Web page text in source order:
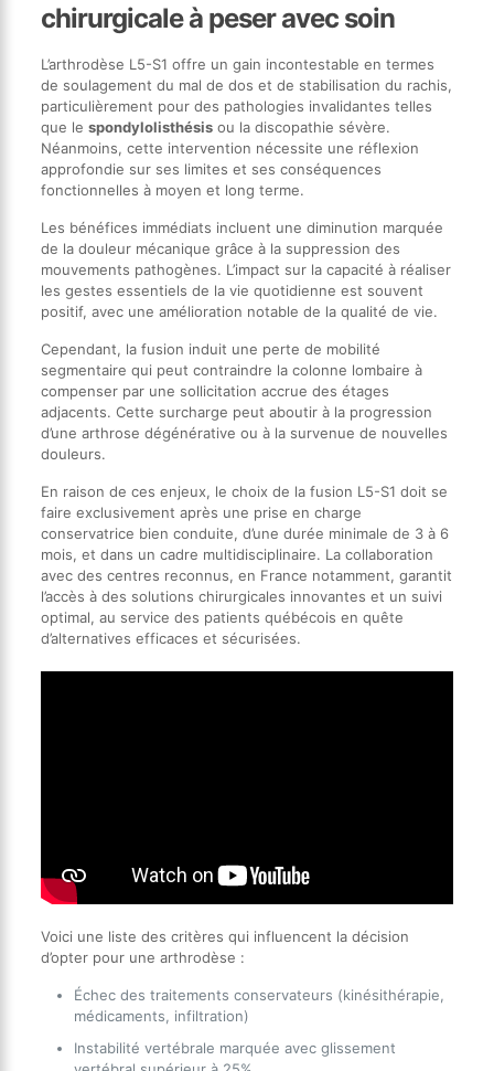
chirurgicale à peser avec soin
L’arthrodèse L5-S1 offre un gain incontestable en termes
de soulagement du mal de dos et de stabilisation du rachis,
particulièrement pour des pathologies invalidantes telles
que le spondylolisthésisou la discopathie sévère.
Néanmoins, cette intervention nécessite une réflexion
approfondie sur ses limites et ses conséquences
fonctionnelles à moyen et long terme.
Les bénéfices immédiats incluent une diminution marquée
de la douleur mécanique grâce à la suppression des
mouvements pathogènes. L’impact sur la capacité à réaliser
les gestes essentiels de la vie quotidienne est souvent
positif, avec une amélioration notable de la qualité de vie.
Cependant, la fusion induit une perte de mobilité
segmentaire qui peut contraindre la colonne lombaire à
compenser par une sollicitation accrue des étages
adjacents. Cette surcharge peut aboutir à la progression
d’une arthrose dégénérative ou à la survenue de nouvelles
douleurs.
En raison de ces enjeux, le choix de la fusion L5-S1 doit se
faire exclusivement après une prise en charge
conservatrice bien conduite, d’une durée minimale de 3 à 6
mois, et dans un cadre multidisciplinaire. La collaboration
avec des centres reconnus, en France notamment, garantit
l’accès à des solutions chirurgicales innovantes et un suivi
optimal, au service des patients québécois en quête
d’alternatives efficaces et sécurisées.
Voici une liste des critères qui influencent la décision
d’opter pour une arthrodèse :
Échec des traitements conservateurs (kinésithérapie,
médicaments, infiltration)
Instabilité vertébrale marquée avec glissement